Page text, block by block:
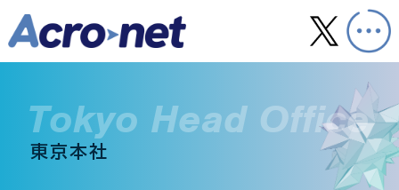
Tokyo Head Office
東京本社